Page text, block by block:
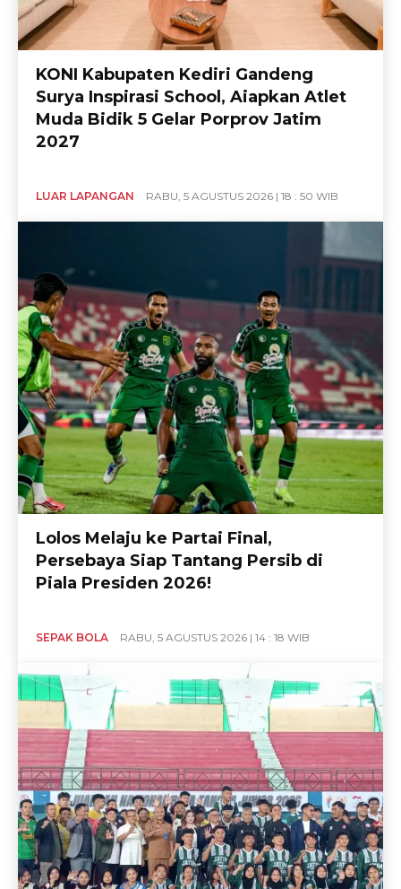
KONI Kabupaten Kediri Gandeng
Surya Inspirasi School, Aiapkan Atlet
Muda Bidik 5 Gelar Porprov Jatim
2027
LUAR LAPANGAN RABU, 5 AGUSTUS 2026 | 18 : 50 WIB
Lolos Melaju ke Partai Final,
Persebaya Siap Tantang Persib di
Piala Presiden 2026!
SEPAK BOLA RABU, 5 AGUSTUS 2026 | 14 : 18 WIB